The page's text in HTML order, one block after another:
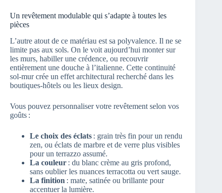
Un revêtement modulable qui s’adapte à toutes les
pièces
L’autre atout de ce matériau est sa polyvalence. Il ne se
limite pas aux sols. On le voit aujourd’hui monter sur
les murs, habiller une crédence, ou recouvrir
entièrement une douche à l’italienne. Cette continuité
sol‑mur crée un effet architectural recherché dans les
boutiques-hôtels ou les lieux design.
Vous pouvez personnaliser votre revêtement selon vos
goûts :
Le choix des éclats : grain très fin pour un rendu
zen, ou éclats de marbre et de verre plus visibles
pour un terrazzo assumé.
La couleur : du blanc crème au gris profond,
sans oublier les nuances terracotta ou vert sauge.
La finition : mate, satinée ou brillante pour
accentuer la lumière.